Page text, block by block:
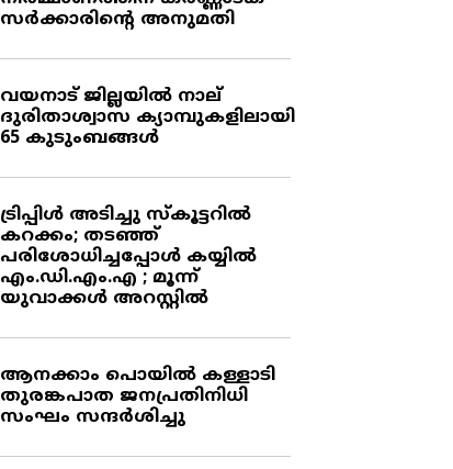
സര്‍ക്കാരിന്റെ അനുമതി
വയനാട് ജില്ലയില്‍ നാല്
ദുരിതാശ്വാസ ക്യാമ്പുകളിലായി
65 കുടുംബങ്ങള്‍
ട്രിപ്പിള്‍ അടിച്ചു സ്‌കൂട്ടറില്‍
കറക്കം; തടഞ്ഞ്
പരിശോധിച്ചപ്പോള്‍ കയ്യില്‍
എം.ഡി.എം.എ ; മൂന്ന്
യുവാക്കള്‍ അറസ്റ്റില്‍
ആനക്കാം പൊയില്‍ കള്ളാടി
തുരങ്കപാത ജനപ്രതിനിധി
സംഘം സന്ദര്‍ശിച്ചു